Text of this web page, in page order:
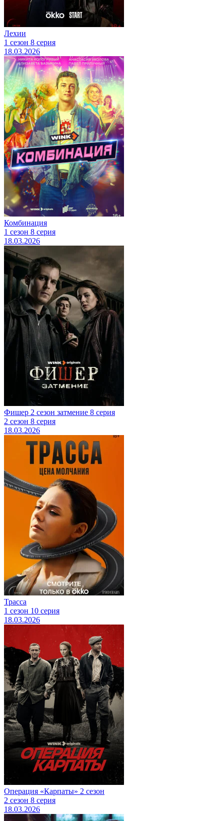
Лехии
1 сезон 8 серия
18.03.2026
Комбинация
1 сезон 8 серия
18.03.2026
Фишер 2 сезон затмение 8 серия
2 сезон 8 серия
18.03.2026
Трасса
1 сезон 10 серия
18.03.2026
Операция «Карпаты» 2 сезон
2 сезон 8 серия
18.03.2026